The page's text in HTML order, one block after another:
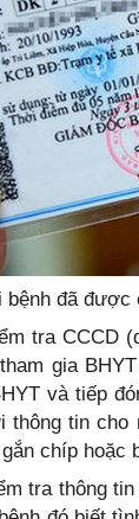
đã được
tra CCCD
gia
và tiếp
thông tin
chíp hoặc
tra thông